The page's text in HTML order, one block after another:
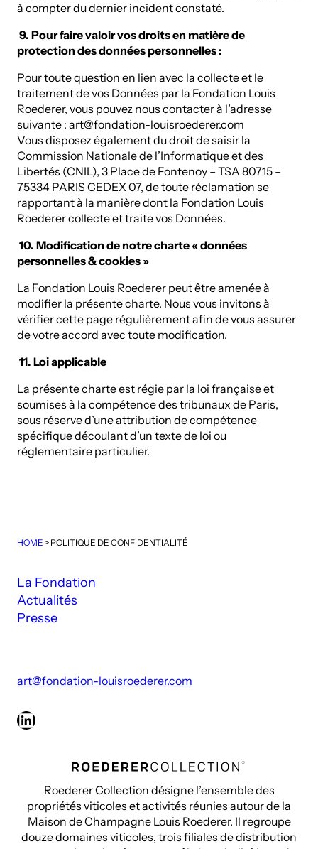
à compter du dernier incident constaté.
9. Pour faire valoir vos droits en matière de
protection des données personnelles :
Pour toute question en lien avec la collecte et le
traitement de vos Données par la Fondation Louis
Roederer, vous pouvez nous contacter à l’adresse
suivante : art@fondation-louisroederer.com
Vous disposez également du droit de saisir la
Commission Nationale de l’Informatique et des
Libertés (CNIL), 3 Place de Fontenoy – TSA 80715 –
75334 PARIS CEDEX 07, de toute réclamation se
rapportant à la manière dont la Fondation Louis
Roederer collecte et traite vos Données.
10. Modification de notre charte « données
personnelles & cookies »
La Fondation Louis Roederer peut être amenée à
modifier la présente charte. Nous vous invitons à
vérifier cette page régulièrement afin de vous assurer
de votre accord avec toute modification.
11. Loi applicable
La présente charte est régie par la loi française et
soumises à la compétence des tribunaux de Paris,
sous réserve d’une attribution de compétence
spécifique découlant d’un texte de loi ou
réglementaire particulier.
HOME > POLITIQUE DE CONFIDENTIALITÉ
La Fondation
Actualités
Presse
art@fondation-louisroederer.com
LinkedIn
Roederer Collection désigne l’ensemble des
propriétés viticoles et activités réunies autour de la
Maison de Champagne Louis Roederer. Il regroupe
douze domaines viticoles, trois filiales de distribution